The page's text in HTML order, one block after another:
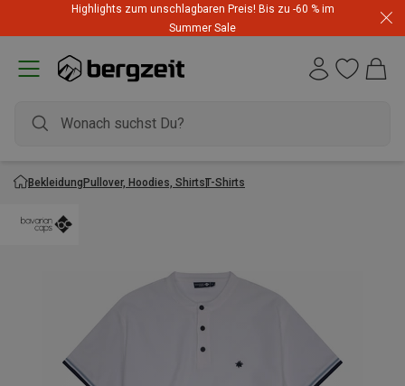
Highlights zum unschlagbaren Preis! Bis zu -60 % im
Summer Sale
BekleidungPullover, Hoodies, ShirtsT-Shirts